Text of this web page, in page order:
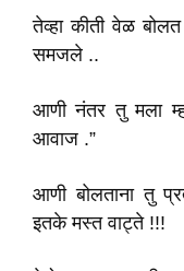
तेव्हा कीती वेळ
समजले ..
आणी नंतर तु मला
आवाज .”
आणी बोलताना तु
इतके मस्त वाट्ते !!!